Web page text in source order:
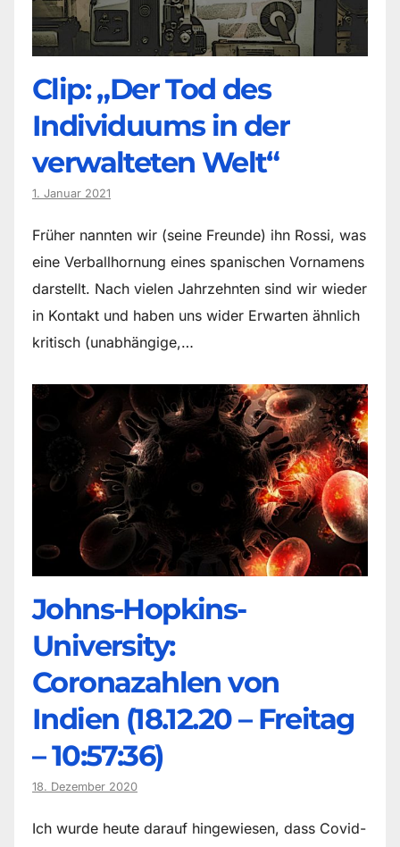
Clip: „Der Tod des
Individuums in der
verwalteten Welt“
1. Januar 2021
Früher nannten wir (seine Freunde) ihn Rossi, was
eine Verballhornung eines spanischen Vornamens
darstellt. Nach vielen Jahrzehnten sind wir wieder
in Kontakt und haben uns wider Erwarten ähnlich
kritisch (unabhängige,…
Johns-Hopkins-
University:
Coronazahlen von
Indien (18.12.20 – Freitag
– 10:57:36)
18. Dezember 2020
Ich wurde heute darauf hingewiesen, dass Covid-